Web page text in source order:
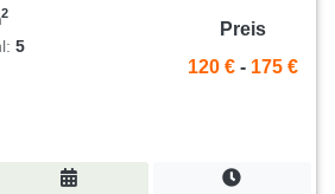
2
5
Preis
120 € - 175 €